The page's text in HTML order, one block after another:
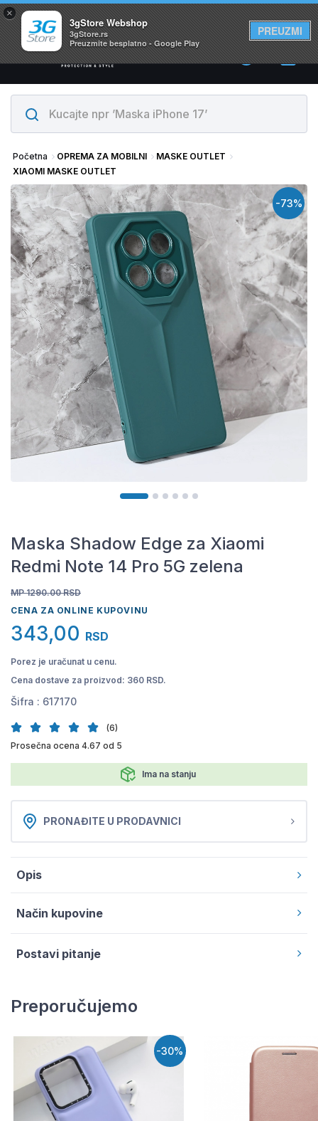
×
3gStore Webshop
3gStore.rs
Preuzmite besplatno - Google Play
PREUZMI
Svi proizvodi su na lageru. Slanje istog dana!
0
Početna OPREMA ZA MOBILNI
MASKE OUTLET
XIAOMI MASKE OUTLET
-73%
Maska Shadow Edge za Xiaomi
Redmi Note 14 Pro 5G zelena
MP 1290.00 RSD
CENA ZA ONLINE KUPOVINU
343,00 RSD
Porez je uračunat u cenu.
Cena dostave za proizvod: 360 RSD.
Šifra : 617170
(6)
Prosečna ocena 4.67 od 5
Ima na stanju
PRONAĐITE U PRODAVNICI
Opis
Način kupovine
Postavi pitanje
Preporučujemo
-30%